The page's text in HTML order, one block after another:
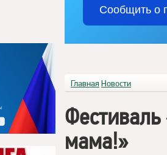
Сообщить о
Главная Новости
Фестиваль
мама!»